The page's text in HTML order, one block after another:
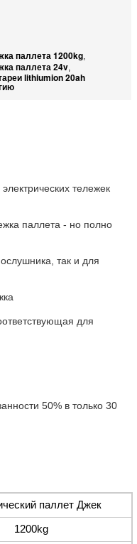
паллета 1200kg,
паллета 24v,
lithiumion 20ah
тележек
паллета - но полно
так и для
для
50% в только 30
паллет Джек
1200kg